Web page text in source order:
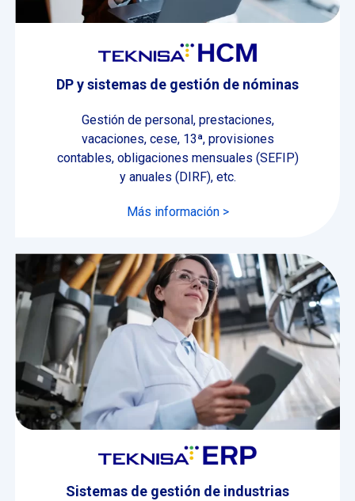
DP y sistemas de gestión de nóminas
Gestión de personal, prestaciones,
vacaciones, cese, 13ª, provisiones
contables, obligaciones mensuales (SEFIP)
y anuales (DIRF), etc.
Más información >
Sistemas de gestión de industrias